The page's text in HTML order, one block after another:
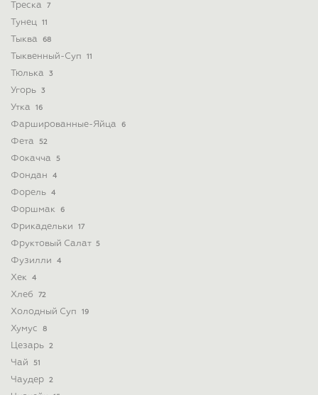
Треска 7
Тунец 11
Тыква 68
Тыквенный-Суп 11
Тюлька 3
Угорь 3
Утка 16
Фаршированные-Яйца 6
Фета 52
Фокачча 5
Фондан 4
Форель 4
Форшмак 6
Фрикадельки 17
Фруктовый Салат 5
Фузилли 4
Хек 4
Хлеб 72
Холодный Суп 19
Хумус 8
Цезарь 2
Чай 51
Чаудер 2